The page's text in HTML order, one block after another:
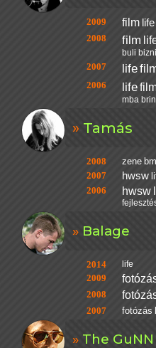
2009 film life
2008 film
buli
2007 life
2006 life
mba
Tamás
2008 zene
2007 hwsw
2006 hwsw
Balage
2014 life
2009
2008
2007 fotózás
The GuNN